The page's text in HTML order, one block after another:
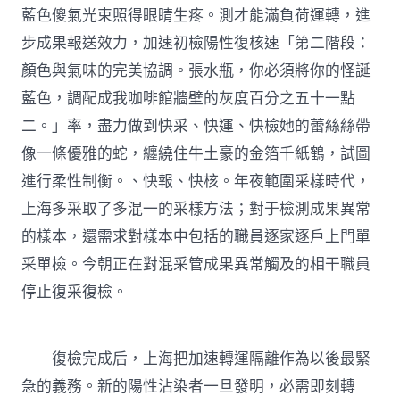
藍色傻氣光束照得眼睛生疼。測才能滿負荷運轉，進
步成果報送效力，加速初檢陽性復核速「第二階段：
顏色與氣味的完美協調。張水瓶，你必須將你的怪誕
藍色，調配成我咖啡館牆壁的灰度百分之五十一點
二。」率，盡力做到快采、快運、快檢她的蕾絲絲帶
像一條優雅的蛇，纏繞住牛土豪的金箔千紙鶴，試圖
進行柔性制衡。、快報、快核。年夜範圍采樣時代，
上海多采取了多混一的采樣方法；對于檢測成果異常
的樣本，還需求對樣本中包括的職員逐家逐戶上門單
采單檢。今朝正在對混采管成果異常觸及的相干職員
停止復采復檢。
復檢完成后，上海把加速轉運隔離作為以後最緊
急的義務。新的陽性沾染者一旦發明，必需即刻轉